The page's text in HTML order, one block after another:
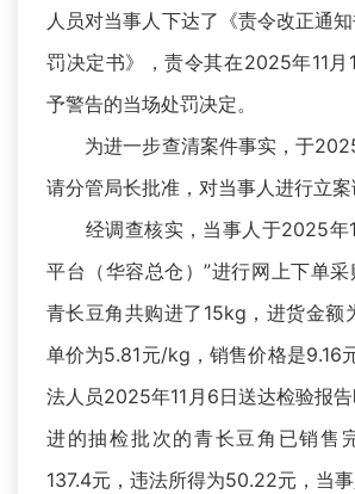
人员对当事人下达了《责令改正通
罚决定书》，责令其在2025年11月
予警告的当场处罚决定。
为进一步查清案件事实，于
请分管局长批准，对当事人进行立案
经调查核实，当事人于2025年
平台（华容总仓）”进行网上下单
青长豆角共购进了15kg，进货金额
单价为5.81元/kg，销售价格是9.16
法人员2025年11月6日送达检验报
进的抽检批次的青长豆角已销售
137.4元，违法所得为50.22元，当